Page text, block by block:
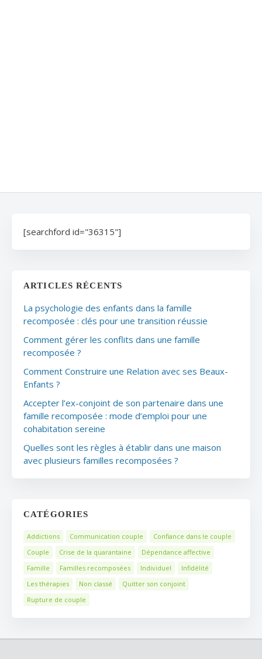
[searchford id="36315"]
ARTICLES RÉCENTS
La psychologie des enfants dans la famille
recomposée : clés pour une transition réussie
Comment gérer les conflits dans une famille
recomposée ?
Comment Construire une Relation avec ses Beaux-
Enfants ?
Accepter l’ex-conjoint de son partenaire dans une
famille recomposée : mode d’emploi pour une
cohabitation sereine
Quelles sont les règles à établir dans une maison
avec plusieurs familles recomposées ?
CATÉGORIES
Addictions Communication couple
Confiance dans le couple
Couple
Crise de la quarantaine
Dépendance affective
Famille
Familles recomposées Individuel
Infidélité
Les thérapies
Non classé
Quitter son conjoint
Rupture de couple